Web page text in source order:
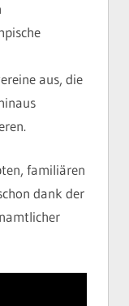
aus, die
familiären
dank der